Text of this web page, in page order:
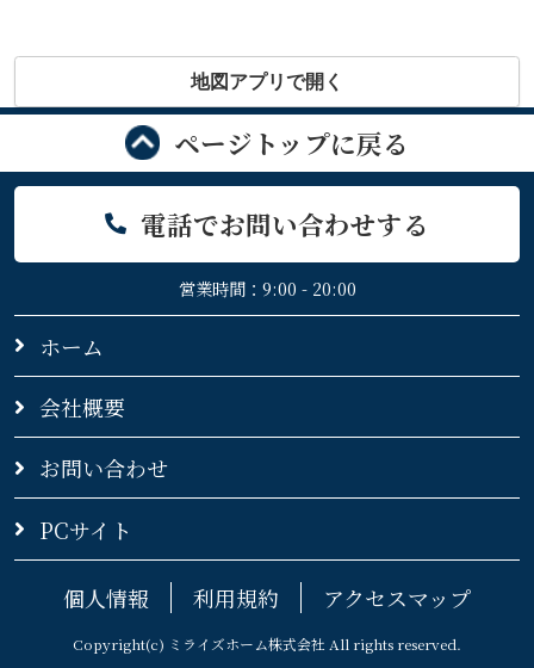
地図アプリで開く
ページトップに戻る
電話でお問い合わせする
営業時間：9:00 - 20:00
ホーム
会社概要
お問い合わせ
PCサイト
個人情報 利用規約 アクセスマップ
Copyright(c) ミライズホーム株式会社 All rights reserved.